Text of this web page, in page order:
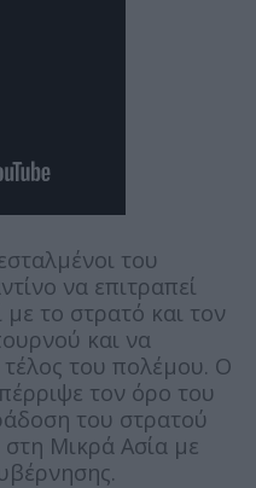
του
να επιτραπεί
το στρατό και τον
και να
τέλος του πολέμου. Ο
τον όρο του
του στρατού
Μικρά Ασία με